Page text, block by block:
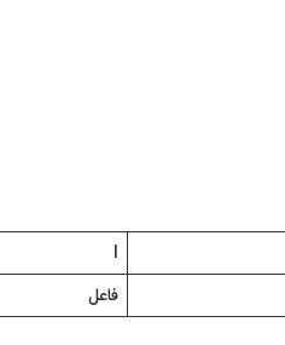
I
فاعل